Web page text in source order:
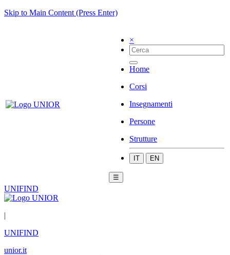
Skip to Main Content (Press Enter)
×
Home
Corsi
Insegnamenti
Persone
Strutture
IT EN
☰
UNIFIND
|
UNIFIND
unior.it